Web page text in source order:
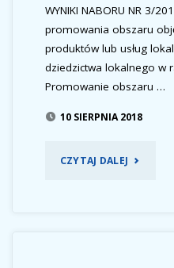
WYNIKI NABORU NR 3/
promowania obszaru
produktów lub usług
dziedzictwa lokalnego w
Promowanie obszaru …
10 SIERPNIA 2018
CZYTAJ DALEJ "WYNIKI